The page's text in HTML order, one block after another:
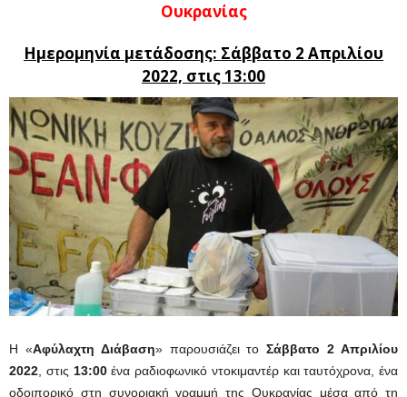
Ουκρανίας
Ημερομηνία μετάδοσης: Σάββατο 2 Απριλίου
2022, στις 13:00
Η «Αφύλαχτη Διάβαση» παρουσιάζει τοΣάββατο 2 Απριλίου
2022 , στις 13:00ένα ραδιοφωνικό ντοκιμαντέρ και ταυτόχρονα, ένα
οδοιπορικό στη συνοριακή γραμμή της Ουκρανίας μέσα από τη